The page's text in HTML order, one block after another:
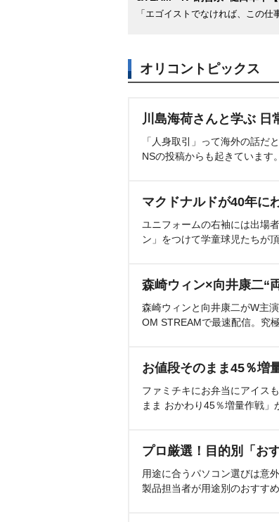
「エゴイストでなければ、この仕
オリコントピックス
川島海荷さんと学ぶ 日
「人身取引」って海外の話だ
NSの投稿からも起きています
マクドナルドが40年に
ユニフォームの右袖には出場
ン」をつけて学童球児たちが
森崎ウィン×向井康二“
森崎ウィンと向井康二がW主
OM STREAMで最速配信。究
お値段そのまま45％増
ファミチキにお弁当にアイス
まま おかわり45％増量作戦」
プロ厳選！目的別「お
用途に合うパソコン選びは意
製品担当者が用途別のおすす